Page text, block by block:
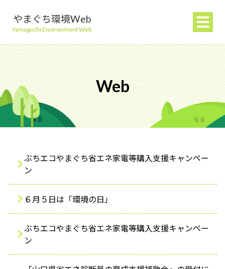
やまぐち環境Web
Yamaguchi Environment Web
地球温暖化を防ぐ
自然環境を守る
生活環境を守る（大気・水）
ふれあう・学ぶ
Web
ぶちエコやまぐち省エネ家電等購入支援キャンペー
ン
６月５日は「環境の日」
ぶちエコやまぐち省エネ家電等購入支援キャンペー
ン